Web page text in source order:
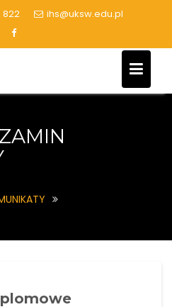
822 ihs@uksw.edu.pl